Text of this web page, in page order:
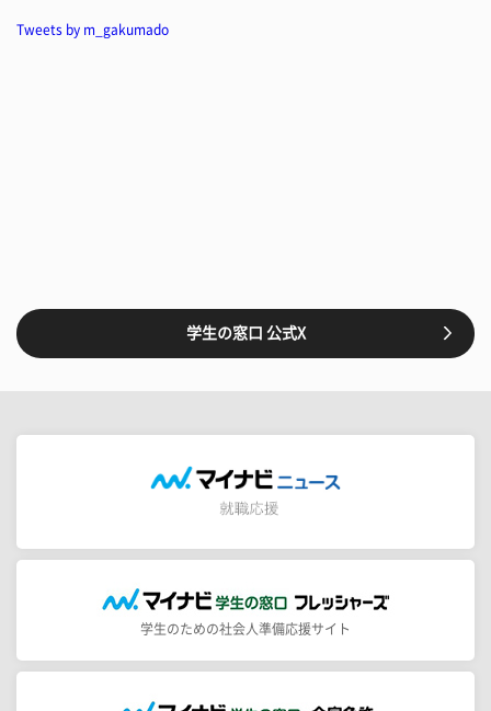
Tweets by m_gakumado
学生の窓口 公式X
学生のための社会人準備応援サイト